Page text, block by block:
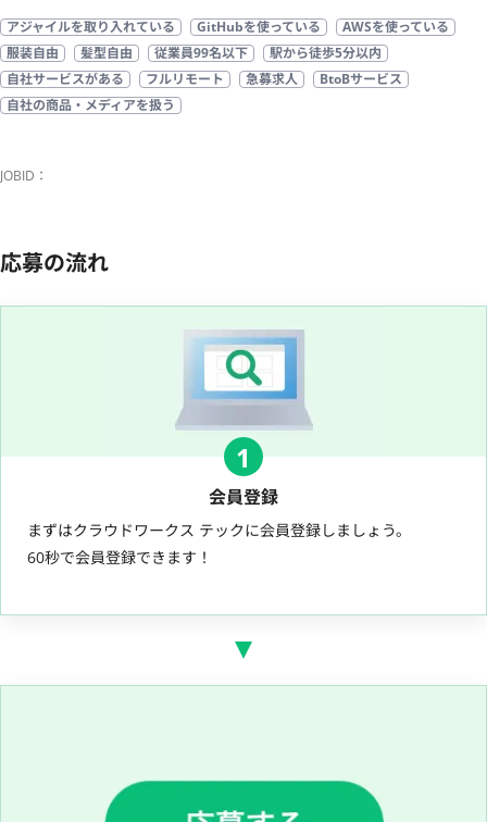
アジャイルを取り入れている GitHubを使っている
AWSを使っている
服装自由
髪型自由 従業員99名以下
駅から徒歩5分以内
自社サービスがある
フルリモート 急募求人
BtoBサービス
自社の商品・メディアを扱う
JOBID：
応募の流れ
1
会員登録
まずはクラウドワークス テックに会員登録しましょう。
60秒で会員登録できます！